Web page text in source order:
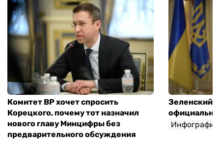
Комитет ВР хочет спросить
Корецкого, почему тот назначил
нового главу Минцифры без
предварительного обсуждения
Зеленский